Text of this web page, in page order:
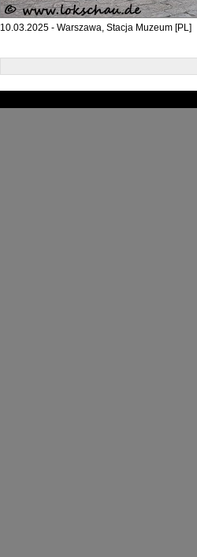
10.03.2025 - Warszawa, Stacja Muzeum [PL]